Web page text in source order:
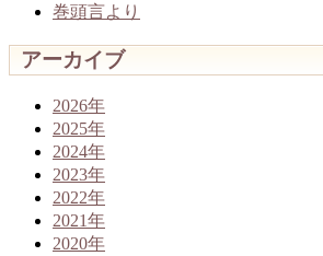
巻頭言より
アーカイブ
2026年
2025年
2024年
2023年
2022年
2021年
2020年